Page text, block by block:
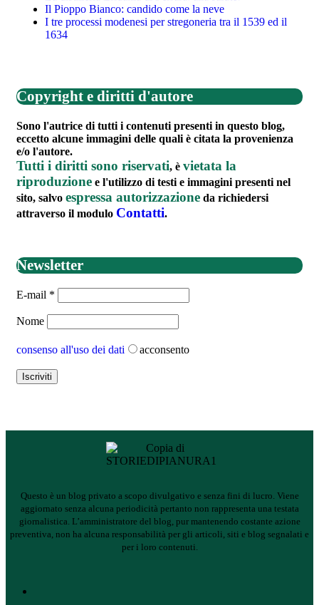
Il Pioppo Bianco: candido come la neve
I tre processi modenesi per stregoneria tra il 1539 ed il
1634
Copyright e diritti d'autore
Sono l'autrice di tutti i contenuti presenti in questo blog,
eccetto alcune immagini delle quali è citata la provenienza
e/o l'autore.
Tutti i diritti sono riservati, è vietata la
riproduzione e l'utilizzo di testi e immagini presenti nel
sito, salvo espressa autorizzazione da richiedersi
attraverso il modulo Contatti.
Newsletter
E-mail *
Nome
consenso all'uso dei dati acconsento
Questo è un blog privato a scopo divulgativo e senza fini di lucro. Viene
aggiornato senza alcuna periodicità pertanto non rappresenta una testata
giornalistica. L’amministratore del blog, pur mantenendo costante azione
preventiva, non ha alcuna responsabilità per gli articoli, siti e blog segnalati e
per i loro contenuti.